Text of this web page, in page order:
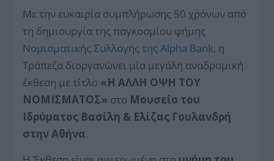
Mε την ευκαιρία συμπλήρωσης 50 χρόνων από
τη δημιουργία της παγκοσμίου φήμης
Νομισματικής Συλλογής της Alpha Bank, η
Τράπεζα διοργανώνει μία μεγάλη αναδρομική
έκθεση με τίτλο «Η ΑΛΛΗ ΟΨΗ ΤΟΥ
ΝΟΜΙΣΜΑΤΟΣ» στο Μουσείο του
Ιδρύματος Βασίλη & Ελίζας Γουλανδρή
στην Αθήνα.